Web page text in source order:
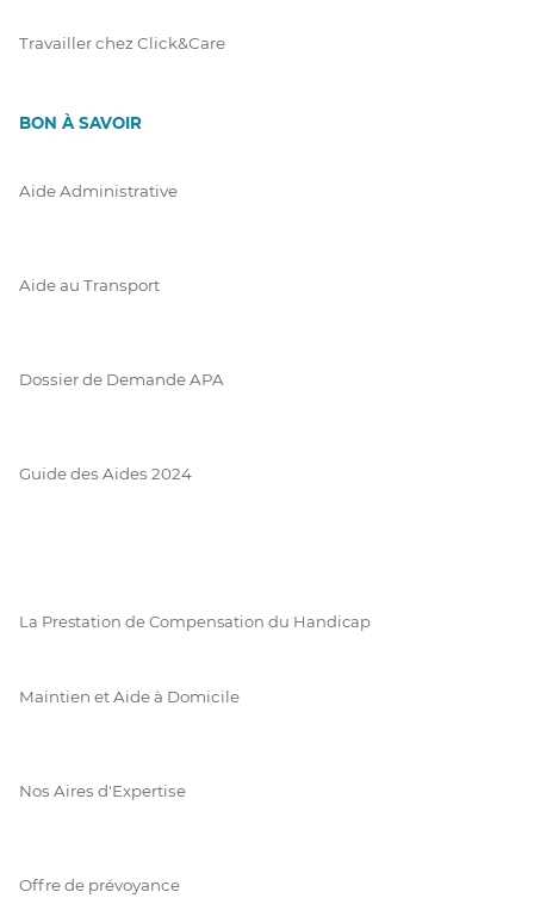
Travailler chez Click&Care
BON À SAVOIR
Aide Administrative
Aide au Transport
Dossier de Demande APA
Guide des Aides 2024
La Prestation de Compensation du Handicap
Maintien et Aide à Domicile
Nos Aires d'Expertise
Offre de prévoyance